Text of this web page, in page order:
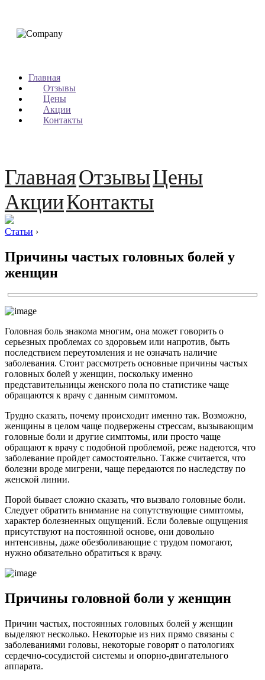
Главная
Отзывы
Цены
Акции
Контакты
ГлавнаяОтзывыЦены
АкцииКонтакты
Статьи ›
Причины частых головных болей у
женщин
Головная боль знакома многим, она может говорить о
серьезных проблемах со здоровьем или напротив, быть
последствием переутомления и не означать наличие
заболевания. Стоит рассмотреть основные причины частых
головных болей у женщин, поскольку именно
представительницы женского пола по статистике чаще
обращаются к врачу с данным симптомом.
Трудно сказать, почему происходит именно так. Возможно,
женщины в целом чаще подвержены стрессам, вызывающим
головные боли и другие симптомы, или просто чаще
обращают к врачу с подобной проблемой, реже надеются, что
заболевание пройдет самостоятельно. Также считается, что
болезни вроде мигрени, чаще передаются по наследству по
женской линии.
Порой бывает сложно сказать, что вызвало головные боли.
Следует обратить внимание на сопутствующие симптомы,
характер болезненных ощущений. Если болевые ощущения
присутствуют на постоянной основе, они довольно
интенсивны, даже обезболивающие с трудом помогают,
нужно обязательно обратиться к врачу.
Причины головной боли у женщин
Причин частых, постоянных головных болей у женщин
выделяют несколько. Некоторые из них прямо связаны с
заболеваниями головы, некоторые говорят о патологиях
сердечно-сосудистой системы и опорно-двигательного
аппарата.